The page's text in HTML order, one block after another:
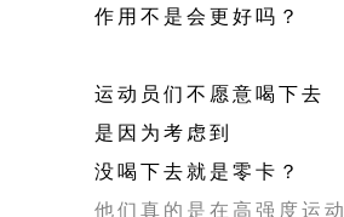
作用不是会更好吗？
运动员们不愿意喝下去
是因为考虑到
没喝下去就是零卡？
他们真的是在高强度运